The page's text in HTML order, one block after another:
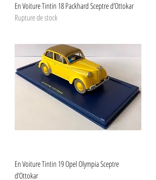
En Voiture Tintin 18 Packhard Sceptre d’Ottokar
Rupture de stock
En Voiture Tintin 19 Opel Olympia Sceptre
d’Ottokar